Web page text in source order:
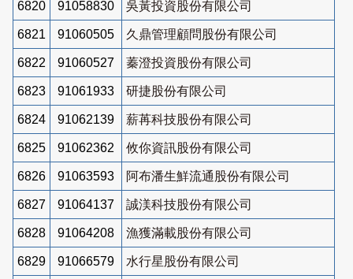
6820 91058830 吳黃投資股份有限公司
6821 91060505 久鼎管理顧問股份有限公司
6822 91060527 蓁澄投資股份有限公司
6823 91061933 研捷股份有限公司
6824 91062139 薪苒科技股份有限公司
6825 91062362 攸你資訊股份有限公司
6826 91063593 阿布潘生鮮流通股份有限公司
6827 91064137 誠渼科技股份有限公司
6828 91064208 漁獲滿載股份有限公司
6829 91066579 水行星股份有限公司